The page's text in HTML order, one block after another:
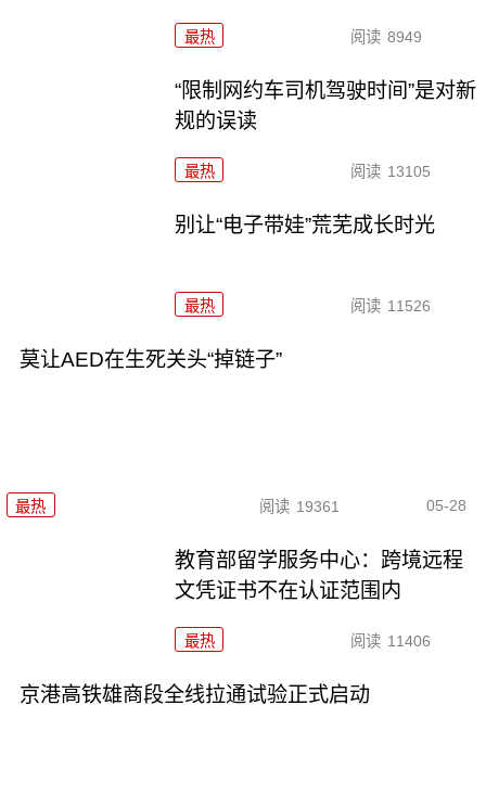
最热 阅读 8949
“限制网约车司机驾驶时间”是对新
规的误读
最热 阅读 13105
别让“电子带娃”荒芜成长时光
最热 阅读 11526
莫让AED在生死关头“掉链子”
最热 阅读 19361 05-28
教育部留学服务中心：跨境远程
文凭证书不在认证范围内
最热 阅读 11406
京港高铁雄商段全线拉通试验正式启动